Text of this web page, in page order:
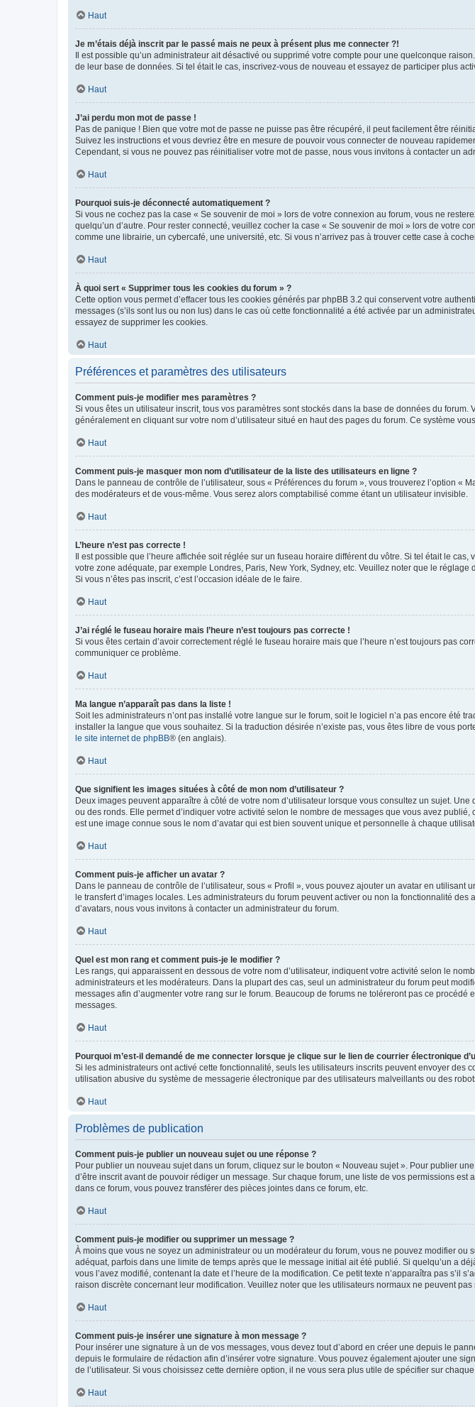
Haut
Je m’étais déjà inscrit par le passé mais ne peux à présent plus me connecter ?!
Il est possible qu’un administrateur ait désactivé ou supprimé votre compte pour une quelconque
de leur base de données. Si tel était le cas, inscrivez-vous de nouveau et essayez de participer plus
Haut
J’ai perdu mon mot de passe !
Pas de panique ! Bien que votre mot de passe ne puisse pas être récupéré, il peut facilement être
Suivez les instructions et vous devriez être en mesure de pouvoir vous connecter de nouveau
Cependant, si vous ne pouvez pas réinitialiser votre mot de passe, nous vous invitons à contacter un
Haut
Pourquoi suis-je déconnecté automatiquement ?
Si vous ne cochez pas la case « Se souvenir de moi » lors de votre connexion au forum, vous ne
quelqu’un d’autre. Pour rester connecté, veuillez cocher la case « Se souvenir de moi » lors de votre
comme une librairie, un cybercafé, une université, etc. Si vous n’arrivez pas à trouver cette case à
Haut
À quoi sert « Supprimer tous les cookies du forum » ?
Cette option vous permet d’effacer tous les cookies générés par phpBB 3.2 qui conservent votre
messages (s’ils sont lus ou non lus) dans le cas où cette fonctionnalité a été activée par un
essayez de supprimer les cookies.
Haut
Préférences et paramètres des utilisateurs
Comment puis-je modifier mes paramètres ?
Si vous êtes un utilisateur inscrit, tous vos paramètres sont stockés dans la base de données du
généralement en cliquant sur votre nom d’utilisateur situé en haut des pages du forum. Ce système
Haut
Comment puis-je masquer mon nom d’utilisateur de la liste des utilisateurs en ligne ?
Dans le panneau de contrôle de l’utilisateur, sous « Préférences du forum », vous trouverez l’option
des modérateurs et de vous-même. Vous serez alors comptabilisé comme étant un utilisateur invisible.
Haut
L’heure n’est pas correcte !
Il est possible que l’heure affichée soit réglée sur un fuseau horaire différent du vôtre. Si tel était le
votre zone adéquate, par exemple Londres, Paris, New York, Sydney, etc. Veuillez noter que le
Si vous n’êtes pas inscrit, c’est l’occasion idéale de le faire.
Haut
J’ai réglé le fuseau horaire mais l’heure n’est toujours pas correcte !
Si vous êtes certain d’avoir correctement réglé le fuseau horaire mais que l’heure n’est toujours pas
communiquer ce problème.
Haut
Ma langue n’apparaît pas dans la liste !
Soit les administrateurs n’ont pas installé votre langue sur le forum, soit le logiciel n’a pas encore été
installer la langue que vous souhaitez. Si la traduction désirée n’existe pas, vous êtes libre de vous
le site internet de phpBB® (en anglais).
Haut
Que signifient les images situées à côté de mon nom d’utilisateur ?
Deux images peuvent apparaître à côté de votre nom d’utilisateur lorsque vous consultez un sujet.
ou des ronds. Elle permet d’indiquer votre activité selon le nombre de messages que vous avez
est une image connue sous le nom d’avatar qui est bien souvent unique et personnelle à chaque
Haut
Comment puis-je afficher un avatar ?
Dans le panneau de contrôle de l’utilisateur, sous « Profil », vous pouvez ajouter un avatar en
le transfert d’images locales. Les administrateurs du forum peuvent activer ou non la fonctionnalité
d’avatars, nous vous invitons à contacter un administrateur du forum.
Haut
Quel est mon rang et comment puis-je le modifier ?
Les rangs, qui apparaissent en dessous de votre nom d’utilisateur, indiquent votre activité selon le
administrateurs et les modérateurs. Dans la plupart des cas, seul un administrateur du forum peut
messages afin d’augmenter votre rang sur le forum. Beaucoup de forums ne toléreront pas ce
messages.
Haut
Pourquoi m’est-il demandé de me connecter lorsque je clique sur le lien de courrier électronique
Si les administrateurs ont activé cette fonctionnalité, seuls les utilisateurs inscrits peuvent envoyer
utilisation abusive du système de messagerie électronique par des utilisateurs malveillants ou des
Haut
Problèmes de publication
Comment puis-je publier un nouveau sujet ou une réponse ?
Pour publier un nouveau sujet dans un forum, cliquez sur le bouton « Nouveau sujet ». Pour publier
d’être inscrit avant de pouvoir rédiger un message. Sur chaque forum, une liste de vos permissions
dans ce forum, vous pouvez transférer des pièces jointes dans ce forum, etc.
Haut
Comment puis-je modifier ou supprimer un message ?
À moins que vous ne soyez un administrateur ou un modérateur du forum, vous ne pouvez modifier
adéquat, parfois dans une limite de temps après que le message initial ait été publié. Si quelqu’un a
vous l’avez modifié, contenant la date et l’heure de la modification. Ce petit texte n’apparaîtra pas s’il
raison discrète concernant leur modification. Veuillez noter que les utilisateurs normaux ne peuvent
Haut
Comment puis-je insérer une signature à mon message ?
Pour insérer une signature à un de vos messages, vous devez tout d’abord en créer une depuis le
depuis le formulaire de rédaction afin d’insérer votre signature. Vous pouvez également ajouter une
de l’utilisateur. Si vous choisissez cette dernière option, il ne vous sera plus utile de spécifier sur
Haut